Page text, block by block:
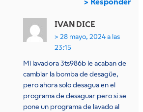
IVAN DICE
28 mayo, 2024 a las
23:15
Mi lavadora 3ts986b le acaban de
cambiar la bomba de desagüe,
pero ahora solo desagua en el
programa de desaguar pero si se
pone un programa de lavado al